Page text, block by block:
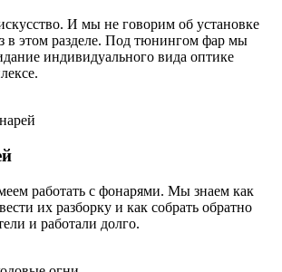
И мы не говорим об установке
в этом разделе. Под тюнингом фар мы
индивидуального вида оптике
работать с фонарями. Мы знаем как
их разборку и как собрать обратно
и работали долго.